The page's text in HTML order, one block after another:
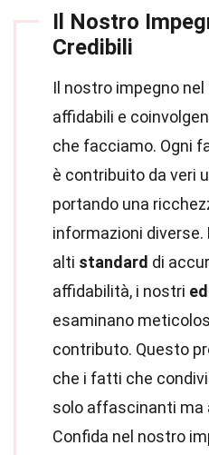
Il Nostro
Credibili
Il nostro impegno
affidabili e
che facciamo. Ogni
è contribuito da veri
portando una
informazioni diverse.
alti standard di
affidabilità, i nostri
esaminano
contributo. Questo
che i fatti che
solo affascinanti ma
Confida nel nostro